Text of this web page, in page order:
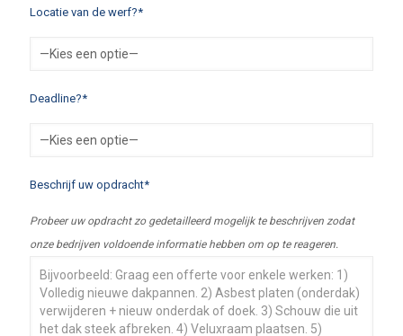
Locatie van de werf?*
Deadline?*
Beschrijf uw opdracht*
Probeer uw opdracht zo gedetailleerd mogelijk te beschrijven zodat
onze bedrijven voldoende informatie hebben om op te reageren.